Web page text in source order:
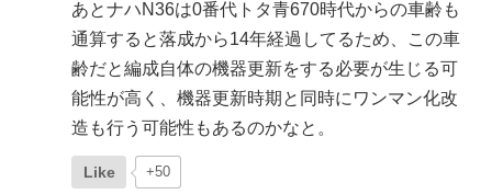
あとナハN36は0番代トタ青670時代からの車齢も
通算すると落成から14年経過してるため、この車
齢だと編成自体の機器更新をする必要が生じる可
能性が高く、機器更新時期と同時にワンマン化改
造も行う可能性もあるのかなと。
Like +50